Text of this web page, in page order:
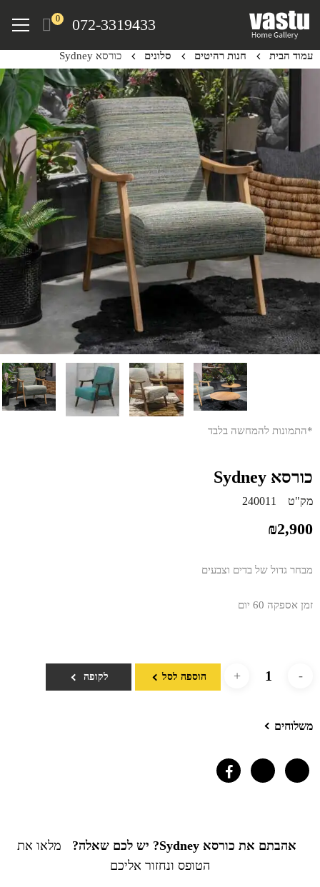
content
072-3319433
0
Menu
עמוד הבית חנות רהיטים סלונים כורסא Sydney
*התמונות להמחשה בלבד
כורסא Sydney
מק"ט 240011
₪2,900
מבחר גדול של בדים וצבעים
זמן אספקה 60 יום
הוספה לסל לקופה
משלוחים
אהבתם את כורסא Sydney? יש לכם שאלה?
מלאו את
הטופס ונחזור אליכם